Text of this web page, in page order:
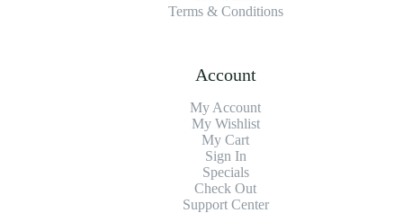
Terms & Conditions
Account
My Account
My Wishlist
My Cart
Sign In
Specials
Check Out
Support Center